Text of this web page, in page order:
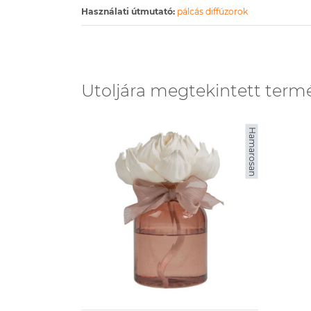
Használati útmutató: pálcás diffúzorok
Utoljára megtekintett
Hamarosan